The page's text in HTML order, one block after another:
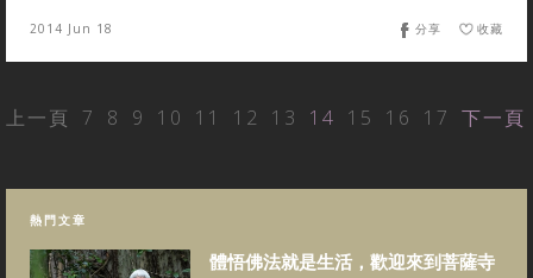
2014 Jun 18 收藏
分享
上一頁 7 8 9 10 11 12 13 14 15 16 17 下一頁
熱門文章
體悟佛法就是生活，歡迎來到菩薩寺